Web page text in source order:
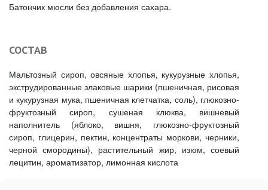
Батончик мюсли без добавления сахара.
СОСТАВ
Мальтозный сироп, овсяные хлопья, кукурузные хлопья,
экструдированные злаковые шарики (пшеничная, рисовая
и кукурузная мука, пшеничная клетчатка, соль), глюкозно-
фруктозный сироп, сушеная клюква, вишневый
наполнитель (яблоко, вишня, глюкозно-фруктозный
сироп, глицерин, пектин, концентраты моркови, черники,
черной смородины), растительный жир, изюм, соевый
лецитин, ароматизатор, лимонная кислота